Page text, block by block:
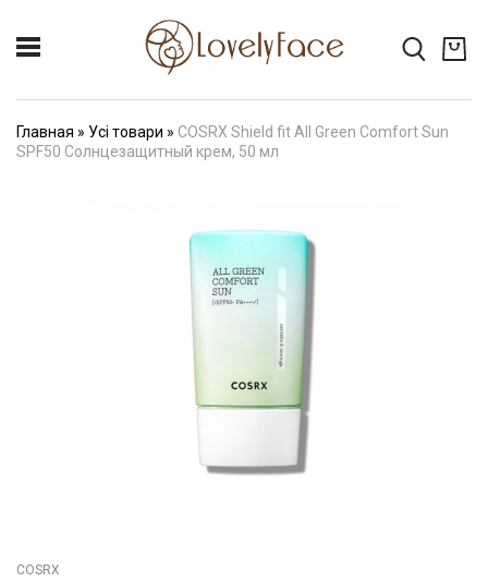
Главная » Усі товари » COSRX Shield fit All Green Comfort Sun
SPF50 Cолнцезащитный крем, 50 мл
COSRX